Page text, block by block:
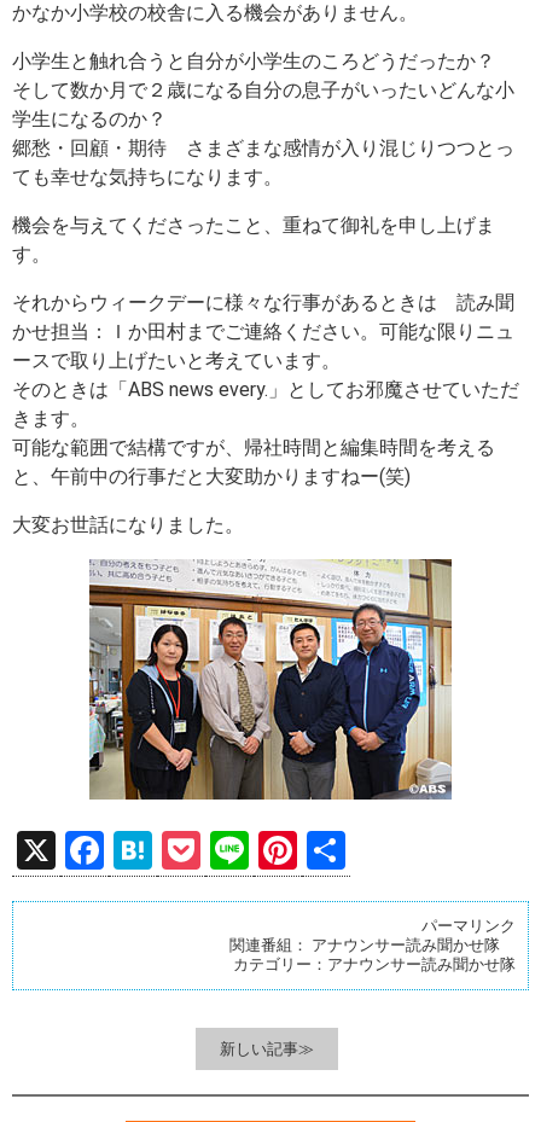
かなか小学校の校舎に入る機会がありません。
小学生と触れ合うと自分が小学生のころどうだったか？
そして数か月で２歳になる自分の息子がいったいどんな小
学生になるのか？
郷愁・回顧・期待 さまざまな感情が入り混じりつつとっ
ても幸せな気持ちになります。
機会を与えてくださったこと、重ねて御礼を申し上げま
す。
それからウィークデーに様々な行事があるときは 読み聞
かせ担当：Ｉか田村までご連絡ください。可能な限りニュ
ースで取り上げたいと考えています。
そのときは「ABS news every.」としてお邪魔させていただ
きます。
可能な範囲で結構ですが、帰社時間と編集時間を考える
と、午前中の行事だと大変助かりますねー(笑)
大変お世話になりました。
X
F
a
o
k
H
at
a
P
o
ck
et
Li
n
e
Pi
nt
er
es
t
有
パーマリンク
関連番組： アナウンサー読み聞かせ隊
カテゴリー： アナウンサー読み聞かせ隊
新しい記事≫